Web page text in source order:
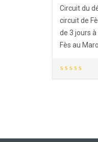
Circuit du
circuit de
de 3 jours
Fès au